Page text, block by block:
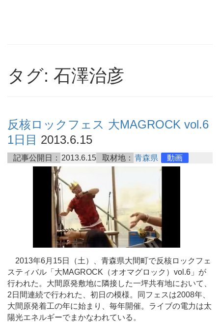
タグ: 石澤治彦
反核ロックフェス 大MAGROCK vol.6
1日目 2013.6.15
記事公開日： 2013.6.15 取材地： 青森県 動画
2013年6月15日（土）、青森県大間町で反核ロックフェ
スティバル「大MAGROCK（オオマグロック）vol.6」が
行われた。大間原発敷地に隣接した一坪共有地において、
2日間連続で行われた、初日の模様。同フェスは2008年、
大間原発着工の年に始まり、毎年開催。ライブの電力は太
陽光エネルギーでまかなわれている。